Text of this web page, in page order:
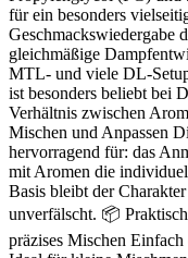
für ein besonders
Geschmackswiedergabe
gleichmäßige
MTL- und viele DL-
ist besonders beliebt bei
Verhältnis zwischen
Mischen und Anpassen
hervorragend für: das
mit Aromen die
Basis bleibt der
unverfälscht. 📦
präzises Mischen